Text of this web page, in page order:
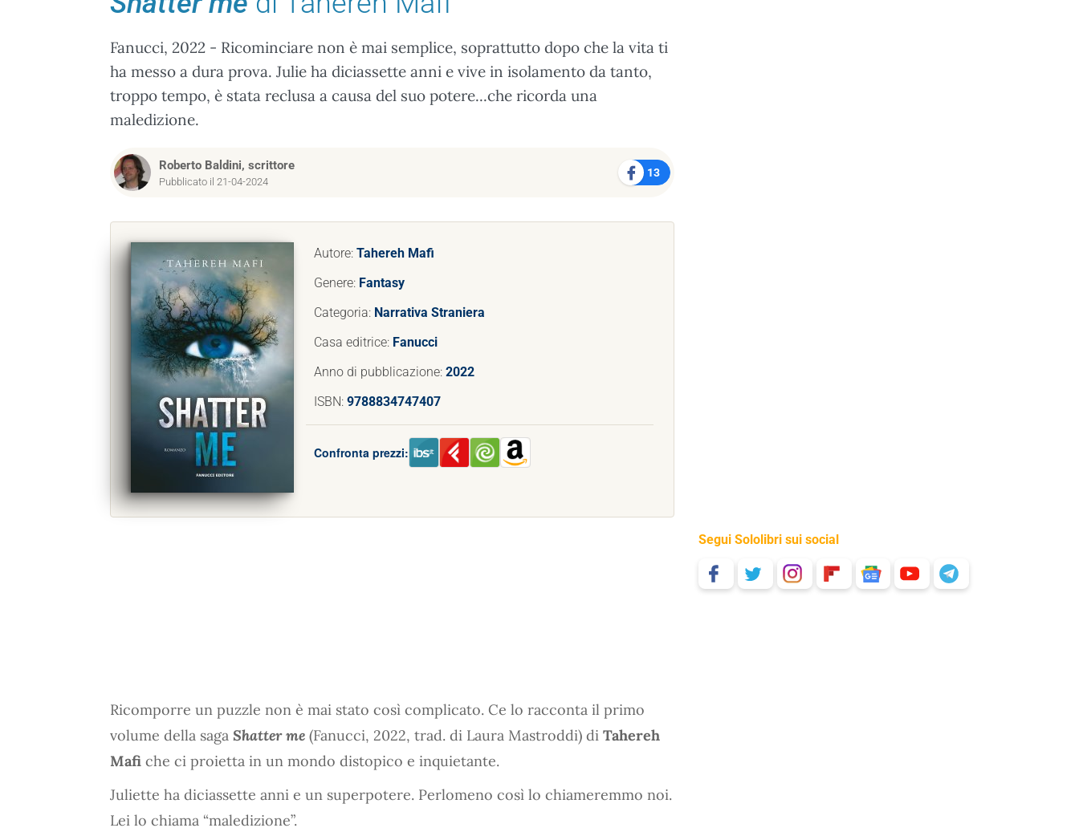
Fanucci, 2022 - Ricominciare non è mai semplice, soprattutto dopo che la vita ti
ha messo a dura prova. Julie ha diciassette anni e vive in isolamento da tanto,
troppo tempo, è stata reclusa a causa del suo potere...che ricorda una
maledizione.
Roberto Baldini, scrittore
Pubblicato il 21-04-2024
13
Autore: Tahereh Mafi
Genere: Fantasy
Categoria: Narrativa Straniera
Casa editrice: Fanucci
Anno di pubblicazione: 2022
ISBN: 9788834747407
Confronta prezzi:
Ricomporre un puzzle non è mai stato così complicato. Ce lo racconta il primo
volume della saga Shatter me (Fanucci, 2022, trad. di Laura Mastroddi) di Tahereh
Mafi che ci proietta in un mondo distopico e inquietante.
Juliette ha diciassette anni e un superpotere. Perlomeno così lo chiameremmo noi.
Lei lo chiama “maledizione”.
Segui Sololibri sui social